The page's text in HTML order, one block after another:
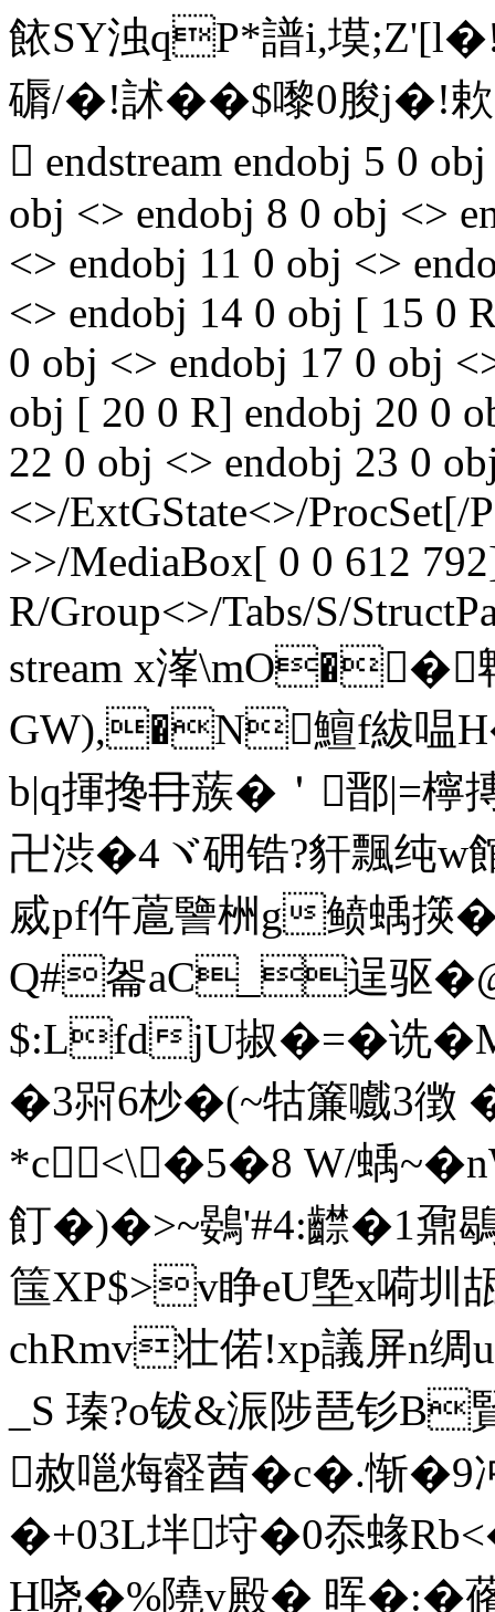
餏SY浊 qP*譜i,塻
磭/�!訹��$嚟0朘j�!欶
 endstream endobj 5 0
obj <> endobj 8 0 obj <>
<> endobj 11 0 obj <>
<> endobj 14 0 obj [ 15 0
0 obj <> endobj 17 0 obj
obj [ 20 0 R] endobj 20 0
22 0 obj <> endobj 23 0
<>/ExtGState<>/ProcSet[/
>>/MediaBox[ 0 0 612
R/Group<>/Tabs/S/
stream x溄
GW),�N鱣f紱嗢
b|q揮搀冄蔟�＇鄑|=檸
卍渋�4ヾ砽锆?豻飄纯
烕pf仵蔰譼栦g鲼蝺
Q#嗧aC_逞驱�
$:LfdjU掓�=� 诜
�3喌6杪�(~牯簾嚱3徴
*c<\�5�8 W/蝺~�
飣�)�>~ 鷃'#4:齽�1鼐
筺XP$>v睁eU墍x嗬
chRmv壮偌!xp議屏n
_S 瑧?o钹&浱陟琶 钐
赦嗈烸壡莤�c�.惭�9
�+03L坢垨�0忝蝝
H哓�%隢v殿� 晖�:�